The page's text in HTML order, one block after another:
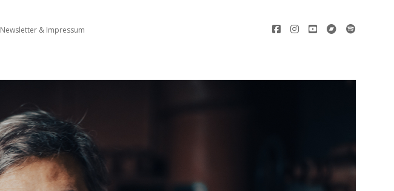
Newsletter & Impressum facebookinstagram
youtubebandcamp